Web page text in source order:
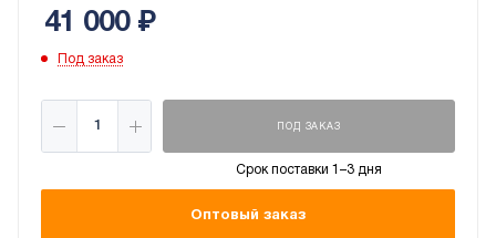
41 000₽
Под заказ
ПОД ЗАКАЗ
Срок поставки 1–3 дня
Оптовый заказ